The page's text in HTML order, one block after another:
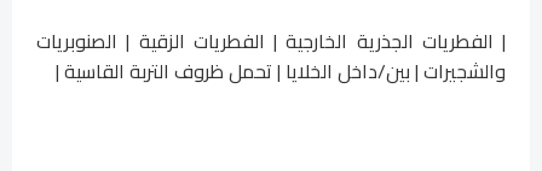
| الفطريات الجذرية الخارجية | الفطريات الزقية | الصنوبريات
والشجيرات | بين/داخل الخلايا | تحمل ظروف التربة القاسية |